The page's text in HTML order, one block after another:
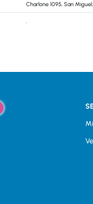
Charlone 1095, San
.